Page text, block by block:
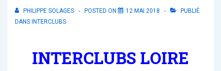
PHILIPPE SOLAGES POSTED ON 12 MAI 2018
PUBLIÉ
DANS INTERCLUBS
INTERCLUBS LOIRE